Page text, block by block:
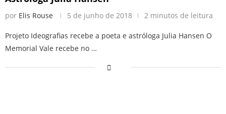
por Elis Rouse 5 de junho de 2018 2 minutos de leitura
Projeto Ideografias recebe a poeta e astróloga Julia Hansen O
Memorial Vale recebe no …